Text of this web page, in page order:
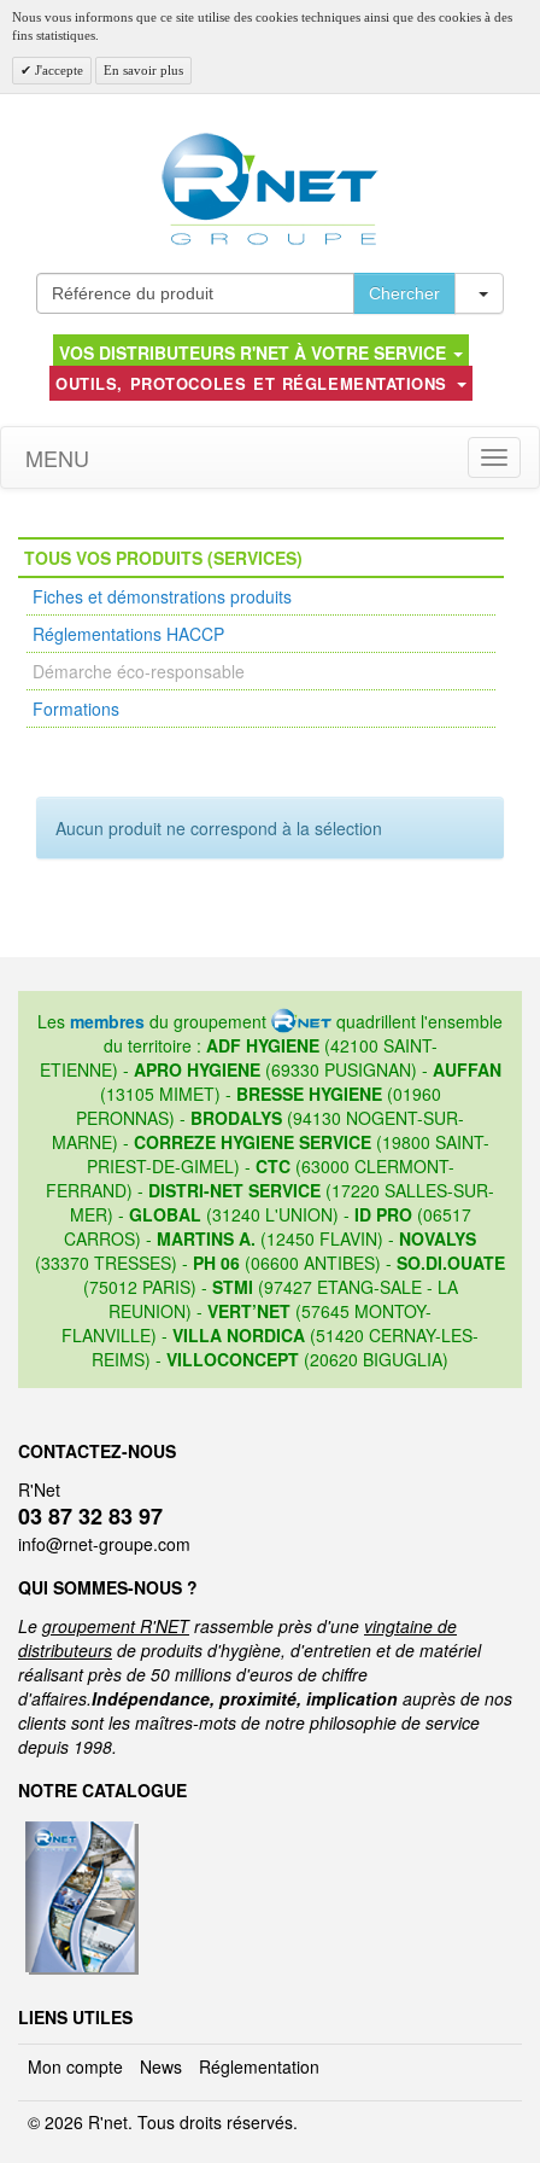
Nous vous informons que ce site utilise des cookies techniques ainsi que des cookies à des
fins statistiques.
J'accepte En savoir plus
Chercher
VOS DISTRIBUTEURS R'NET À VOTRE SERVICE
OUTILS, PROTOCOLES ET RÉGLEMENTATIONS
Toggle
MENU
TOUS VOS PRODUITS (SERVICES)
Fiches et démonstrations produits
Réglementations HACCP
Démarche éco-responsable
Formations
Aucun produit ne correspond à la sélection
Les membres du groupement
quadrillent l'ensemble
du territoire : ADF HYGIENE(42100 SAINT-
ETIENNE) - APRO HYGIENE(69330 PUSIGNAN) - AUFFAN
(13105 MIMET) - BRESSE HYGIENE(01960
PERONNAS) - BRODALYS (94130 NOGENT-SUR-
MARNE) - CORREZE HYGIENE SERVICE(19800 SAINT-
PRIEST-DE-GIMEL) - CTC(63000 CLERMONT-
FERRAND) - DISTRI-NET SERVICE (17220 SALLES-SUR-
MER) - GLOBAL (31240 L'UNION) - ID PRO(06517
CARROS) - MARTINS A. (12450 FLAVIN) - NOVALYS
(33370 TRESSES) - PH 06 (06600 ANTIBES) - SO.DI.OUATE
(75012 PARIS) - STMI (97427 ETANG-SALE - LA
REUNION) - VERT’NET (57645 MONTOY-
FLANVILLE) - VILLA NORDICA (51420 CERNAY-LES-
REIMS) - VILLOCONCEPT (20620 BIGUGLIA)
CONTACTEZ-NOUS
R'Net
03 87 32 83 97
info@rnet-groupe.com
QUI SOMMES-NOUS ?
Le groupement R'NETrassemble près d'une vingtaine de
distributeurs de produits d'hygiène, d'entretien et de matériel
réalisant près de 50 millions d'euros de chiffre
d'affaires.Indépendance, proximité, implication auprès de nos
clients sont les maîtres-mots de notre philosophie de service
depuis 1998.
NOTRE CATALOGUE
LIENS UTILES
Mon compte News Réglementation
© 2026 R'net. Tous droits réservés.